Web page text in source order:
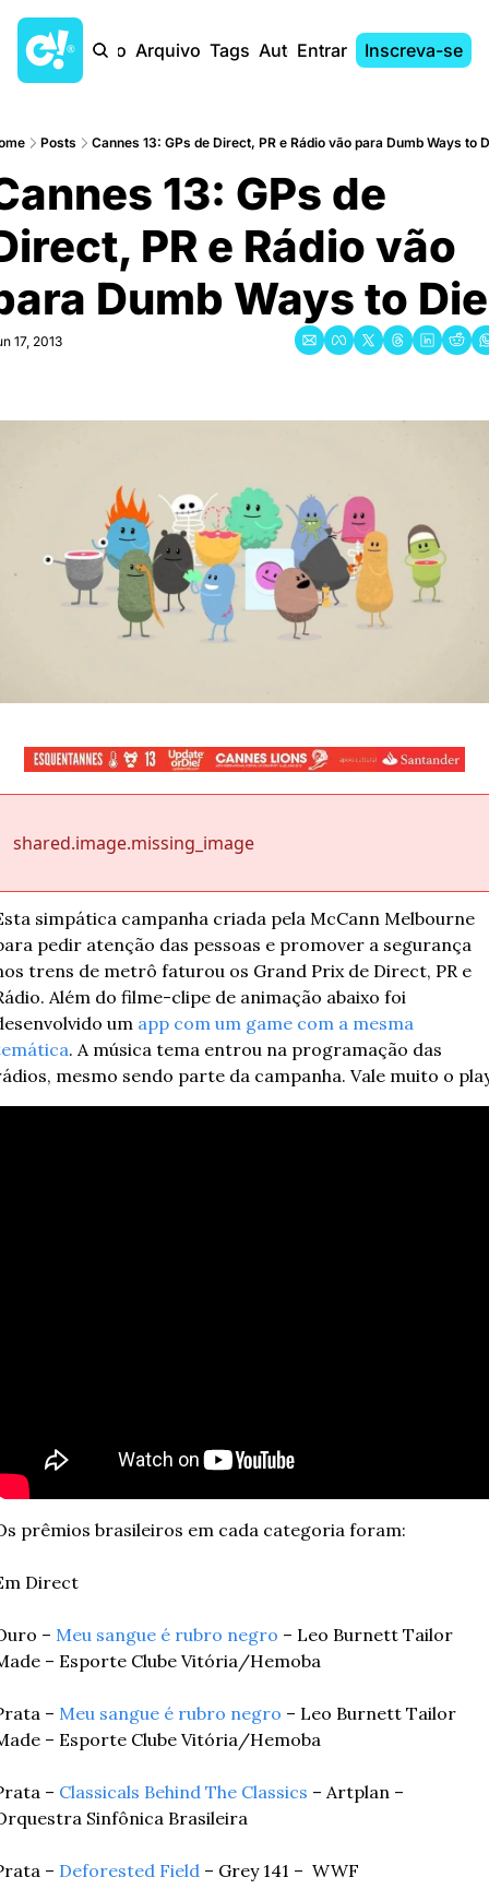
Início Arquivo Tags AutoresEntrar Inscreva-se
Posts Cannes 13: GPs de Direct, PR e Rádio vão para Dumb Ways to
13: GPs de
PR e Rádio vão
Dumb Ways to Die
17, 2013
shared.image.missing_image
simpática campanha criada pela McCann Melbourne
pedir atenção das pessoas e promover a segurança
trens de metrô faturou os Grand Prix de Direct, PR e
Além do filme-clipe de animação abaixo foi
um app com um game com a mesma
. A música tema entrou na programação das
mesmo sendo parte da campanha. Vale muito o
prêmios brasileiros em cada categoria foram:
Direct
– Meu sangue é rubro negro – Leo Burnett Tailor
– Esporte Clube Vitória/Hemoba
– Meu sangue é rubro negro – Leo Burnett Tailor
– Esporte Clube Vitória/Hemoba
– Classicals Behind The Classics – Artplan –
Sinfônica Brasileira
– Deforested Field – Grey 141 –  WWF